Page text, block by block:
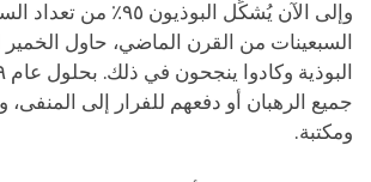
وإلى الآن يُشكِّل البوذيون ٩٥٪
السبعينات من القرن الماضي، حاول الخمير
جميع الرهبان أو دفعهم للفرار إلى المنفى،
ومكتبة.